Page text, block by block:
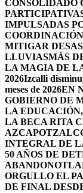
CONSOLIDADO
IMPULSADAS
MITIGAR
LLUVIASMÁS
LA MAGIA DE
2026Izcalli
meses de 2026EN
GOBIERNO DE
LA
LA BECA RITA
INTEGRAL DE
50 AÑOS DE
ABANDONO
ORGULLO EL
DE FINAL